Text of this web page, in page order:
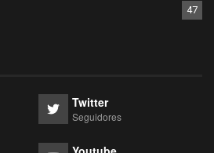
47
Twitter
Seguidores